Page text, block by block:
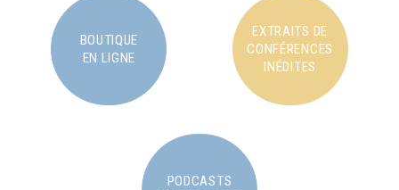
BOUTIQUE
EN LIGNE
EXTRAITS DE
CONFÉRENCES
INÉDITES
PODCASTS